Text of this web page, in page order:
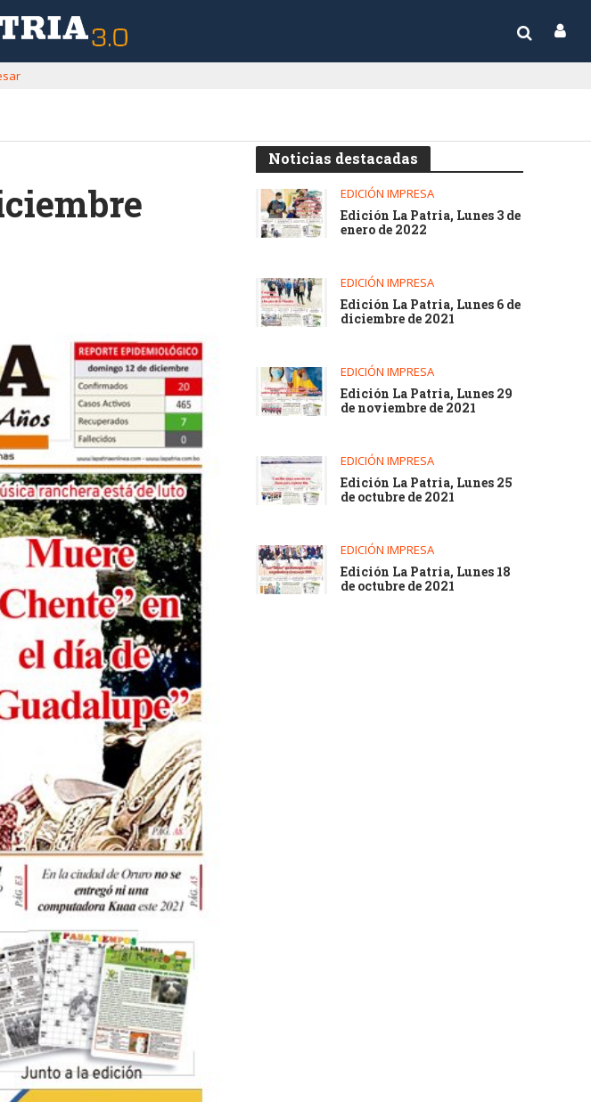
Noticias destacadas
EDICIÓN IMPRESA
Edición La Patria, Lunes 3 de
enero de 2022
EDICIÓN IMPRESA
Edición La Patria, Lunes 6 de
diciembre de 2021
EDICIÓN IMPRESA
Edición La Patria, Lunes 29
de noviembre de 2021
EDICIÓN IMPRESA
Edición La Patria, Lunes 25
de octubre de 2021
EDICIÓN IMPRESA
Edición La Patria, Lunes 18
de octubre de 2021